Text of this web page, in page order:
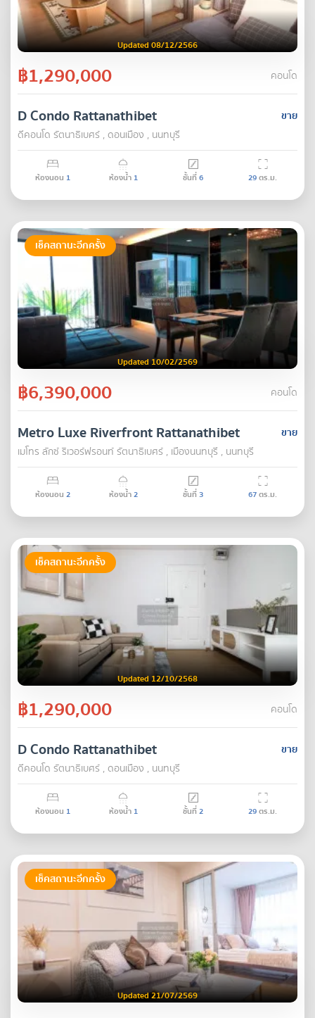
Updated 08/12/2566
฿1,290,000 คอนโด
ขาย
D Condo Rattanathibet
ดีคอนโด รัตนา​ธิเบศร์ , ดอนเมือง , นนทบุรี
ห้องนอน 1 ห้องน้ำ 1 ชั้นที่6 29ตร.ม.
เช็คสถานะอีกครั้ง
Updated 10/02/2569
฿6,390,000 คอนโด
ขาย
Metro Luxe Riverfront Rattanathibet
เมโทร ลักซ์ ริเวอร์ฟรอนท์ รัตนาธิเบศร์ , เมืองนนทบุรี , นนทบุรี
ห้องนอน 2 ห้องน้ำ2 ชั้นที่3 67ตร.ม.
เช็คสถานะอีกครั้ง
Updated 12/10/2568
฿1,290,000 คอนโด
ขาย
D Condo Rattanathibet
ดีคอนโด รัตนา​ธิเบศร์ , ดอนเมือง , นนทบุรี
ห้องนอน 1 ห้องน้ำ 1 ชั้นที่2 29ตร.ม.
เช็คสถานะอีกครั้ง
Updated 21/07/2569